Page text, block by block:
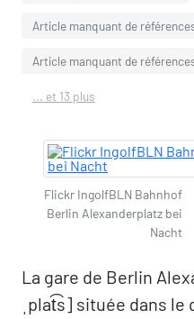
Article manquant de
Article manquant de
... et 13 plus
Flickr IngolfBLN Bahnhof
Berlin Alexanderplatz bei
Nacht
La gare de Berlin
ˌplat͡s] située dans